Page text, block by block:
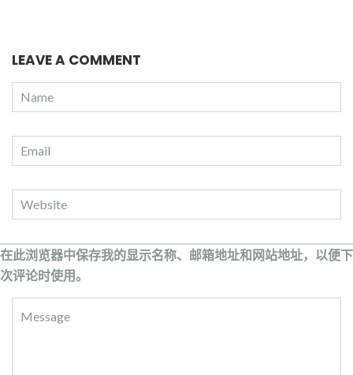
LEAVE A COMMENT
在此浏览器中保存我的显示名称、邮箱地址和网站地址，以便下
次评论时使用。